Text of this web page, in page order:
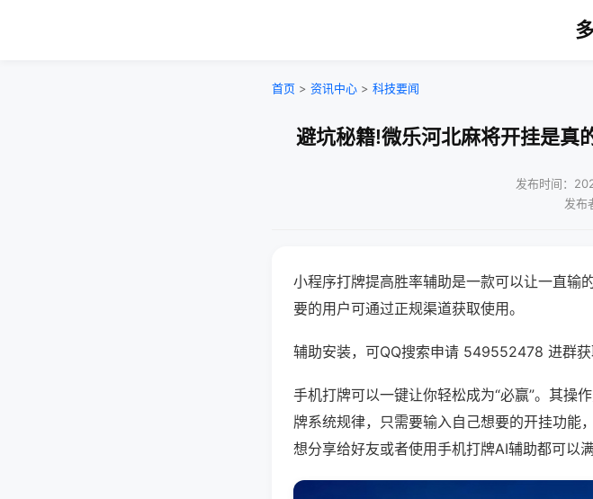
首页 > 资讯中心 > 科技要闻
避坑秘籍!微乐河北麻将开挂是真
发布时间：
发布
小程序打牌提高胜率辅助是一款可以让一直输
要的用户可通过正规渠道获取使用。
辅助安装，可QQ搜索申请 549552478 进群
手机打牌可以一键让你轻松成为“必赢”。其操
牌系统规律，只需要输入自己想要的开挂功能
想分享给好友或者使用手机打牌AI辅助都可以满